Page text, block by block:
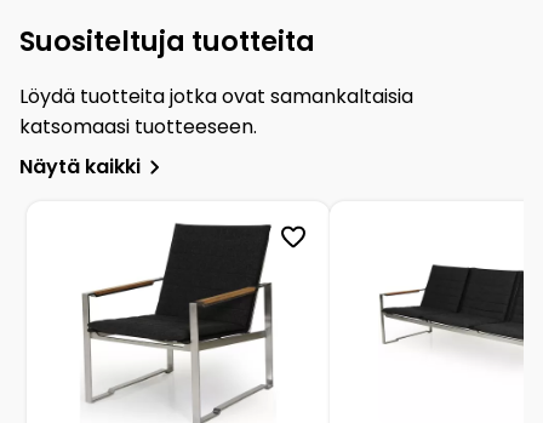
Suositeltuja tuotteita
Löydä tuotteita jotka ovat samankaltaisia
katsomaasi tuotteeseen.
Näytä kaikki